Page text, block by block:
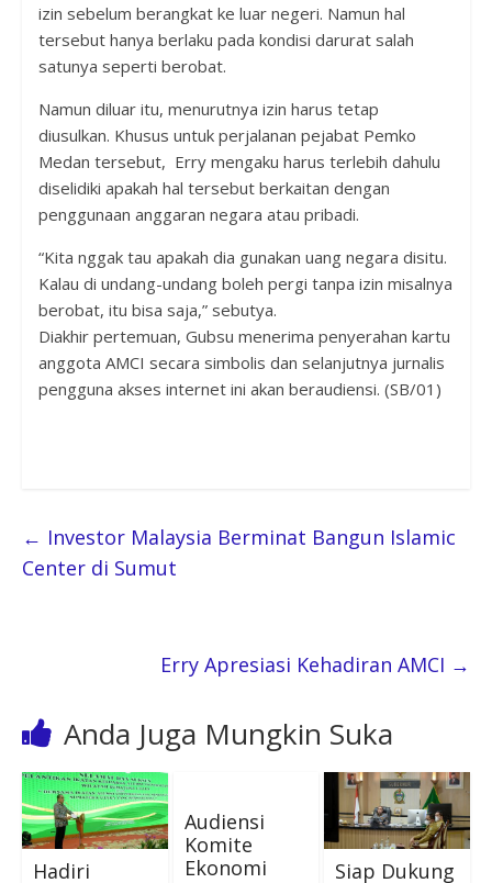
izin sebelum berangkat ke luar negeri. Namun hal
tersebut hanya berlaku pada kondisi darurat salah
satunya seperti berobat.
Namun diluar itu, menurutnya izin harus tetap
diusulkan. Khusus untuk perjalanan pejabat Pemko
Medan tersebut, Erry mengaku harus terlebih dahulu
diselidiki apakah hal tersebut berkaitan dengan
penggunaan anggaran negara atau pribadi.
“Kita nggak tau apakah dia gunakan uang negara disitu.
Kalau di undang-undang boleh pergi tanpa izin misalnya
berobat, itu bisa saja,” sebutya.
Diakhir pertemuan, Gubsu menerima penyerahan kartu
anggota AMCI secara simbolis dan selanjutnya jurnalis
pengguna akses internet ini akan beraudiensi. (SB/01)
← Investor Malaysia Berminat Bangun Islamic
Center di Sumut
Erry Apresiasi Kehadiran AMCI →
Anda Juga Mungkin Suka
Hadiri
Audiensi
Komite
Ekonomi
Siap Dukung